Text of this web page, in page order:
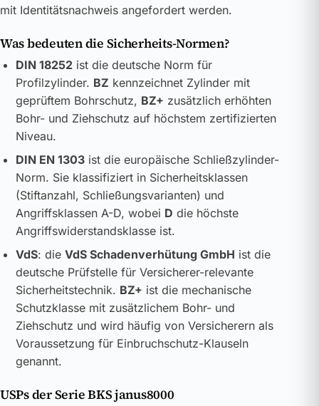
mit Identitätsnachweis angefordert werden.
Was bedeuten die Sicherheits-Normen?
DIN 18252ist die deutsche Norm für
Profilzylinder. BZ kennzeichnet Zylinder mit
geprüftem Bohrschutz, BZ+ zusätzlich erhöhten
Bohr- und Ziehschutz auf höchstem zertifizierten
Niveau.
DIN EN 1303ist die europäische Schließzylinder-
Norm. Sie klassifiziert in Sicherheitsklassen
(Stiftanzahl, Schließungsvarianten) und
Angriffsklassen A-D, wobei D die höchste
Angriffswiderstandsklasse ist.
VdS: die VdS Schadenverhütung GmbH ist die
deutsche Prüfstelle für Versicherer-relevante
Sicherheitstechnik. BZ+ ist die mechanische
Schutzklasse mit zusätzlichem Bohr- und
Ziehschutz und wird häufig von Versicherern als
Voraussetzung für Einbruchschutz-Klauseln
genannt.
USPs der Serie BKS janus8000